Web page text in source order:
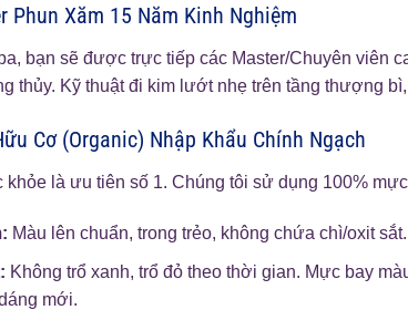
Phun Xăm 15 Năm Kinh Nghiệm
bạn sẽ được trực tiếp các Master/Chuyên viên
thủy. Kỹ thuật đi kim lướt nhẹ trên tầng thượng
Cơ (Organic) Nhập Khẩu Chính Ngạch
khỏe là ưu tiên số 1. Chúng tôi sử dụng 100%
Màu lên chuẩn, trong trẻo, không chứa chì/oxit sắt.
Không trổ xanh, trổ đỏ theo thời gian. Mực bay
mới.